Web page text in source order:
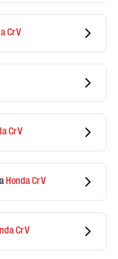
Cr V
Cr V
HondaCr V
Cr V